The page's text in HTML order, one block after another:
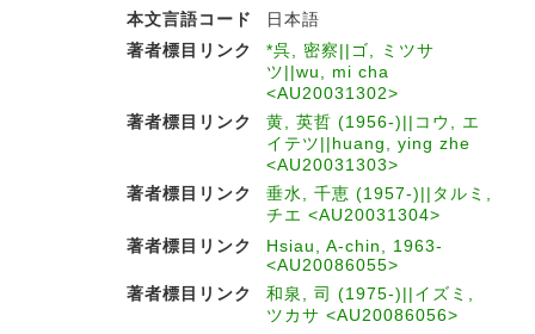
本文言語コード
日本語
著者標目リンク
*呉, 密察||ゴ, ミツサ
ツ||wu, mi cha
<AU20031302>
著者標目リンク
黄, 英哲 (1956-)||コウ, エ
イテツ||huang, ying zhe
<AU20031303>
著者標目リンク
垂水, 千恵 (1957-)||タルミ,
チエ <AU20031304>
著者標目リンク
Hsiau, A-chin, 1963-
<AU20086055>
著者標目リンク
和泉, 司 (1975-)||イズミ,
ツカサ <AU20086056>